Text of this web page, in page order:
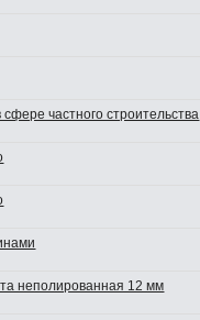
частного строительства
неполированная 12 мм